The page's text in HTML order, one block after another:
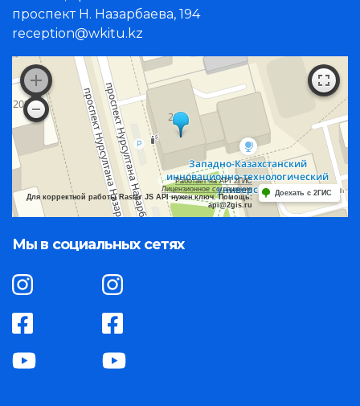
проспект Н. Назарбаева, 194
reception@wkitu.kz
Работает на API 2ГИС
Лицензионное соглашение
Для корректной работы Raster JS API нужен ключ. Помощь:
api@2gis.ru
Доехать с 2ГИС
Мы в социальных сетях